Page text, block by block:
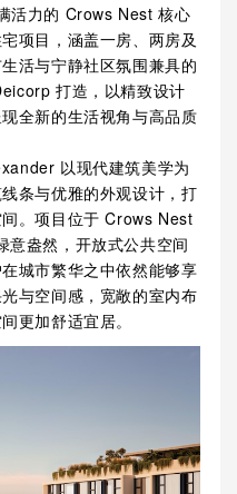
活力的 Crows Nest 核心
项目，涵盖一房、两房及
活与宁静社区氛围兼具的
打造，以精致设计
全新的生活视角与高品质
以现代建筑美学为
条与优雅的外观设计，打
。项目位于 Crows Nest
盎然，开放式公共空间
城市繁华之中依然能够享
与空间感，宽敞的室内布
更加舒适宜居。